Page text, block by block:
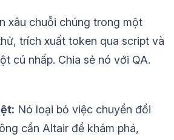
xâu chuỗi chúng trong một
trích xuất token qua script và
cú nhấp. Chia sẻ nó với QA.
Nó loại bỏ việc chuyển đổi
cần Altair để khám phá,